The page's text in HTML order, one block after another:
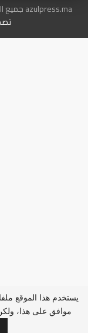
azulpress.ma جميع الحقوق محفوظة
يستخدم هذا الموقع
موافق على هذا،